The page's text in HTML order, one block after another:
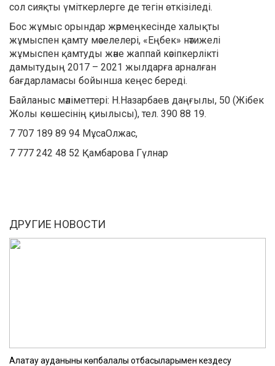
сол сияқты үміткерлерге де тегін өткізіледі.
Бос жұмыс орындар жәрмеңкесінде халықты
жұмыспен қамту мәселелері, «Еңбек» нәтижелі
жұмыспен қамтуды және жаппай кәсіпкерлікті
дамытудың 2017 – 2021 жылдарға арналған
бағдарламасы бойынша кеңес береді.
Байланыс мәліметтері: Н.Назарбаев даңғылы, 50 (Жібек
Жолы көшесінің қиылысы), тел. 390 88 19.
7 707 189 89 94 МұсаОлжас,
7 777 242 48 52 Қамбарова Гүлнар
ДРУГИЕ НОВОСТИ
Алатау ауданының көпбалалы отбасыларымен кездесу